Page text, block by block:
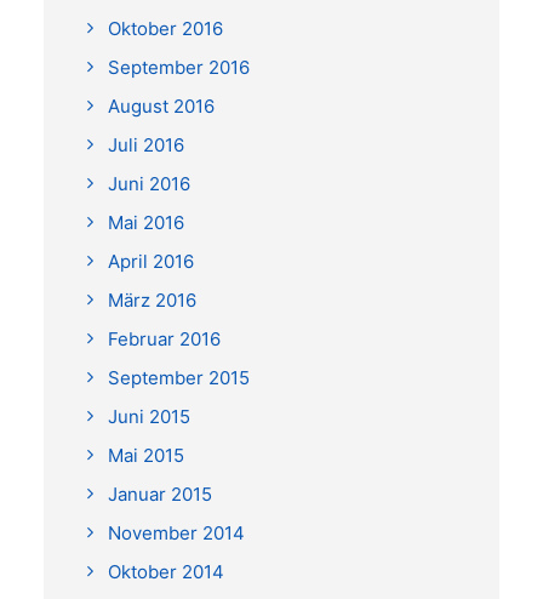
Oktober 2016
September 2016
August 2016
Juli 2016
Juni 2016
Mai 2016
April 2016
März 2016
Februar 2016
September 2015
Juni 2015
Mai 2015
Januar 2015
November 2014
Oktober 2014